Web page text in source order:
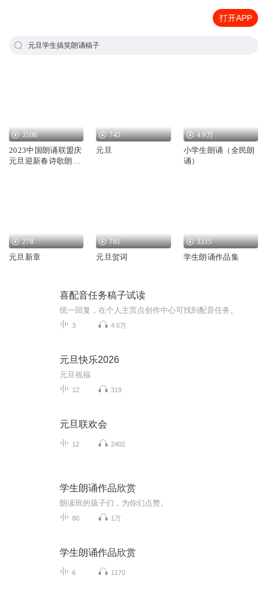
打开APP
元旦学生搞笑朗诵稿子
3506
2023中国朗诵联盟庆
元旦迎新春诗歌朗诵
745
元旦
4.9万
小学生朗诵（全民朗
诵）
278
元旦新章
781
元旦贺词
3335
学生朗诵作品集
喜配音任务稿子试读
统一回复，在个人主页点创作中心可找到配音任务。
3 4.6万
元旦快乐2026
元旦祝福
12 319
元旦联欢会
12 2402
学生朗诵作品欣赏
朗读班的孩子们，为你们点赞。
80 1万
学生朗诵作品欣赏
6 1170